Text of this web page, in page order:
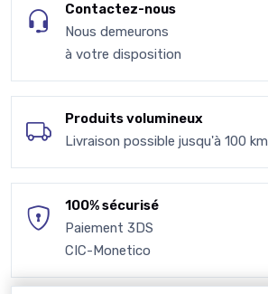
Contactez-nous
Nous demeurons
à votre disposition
Produits volumineux
Livraison possible jusqu'à 100 km
100% sécurisé
Paiement 3DS
CIC-Monetico